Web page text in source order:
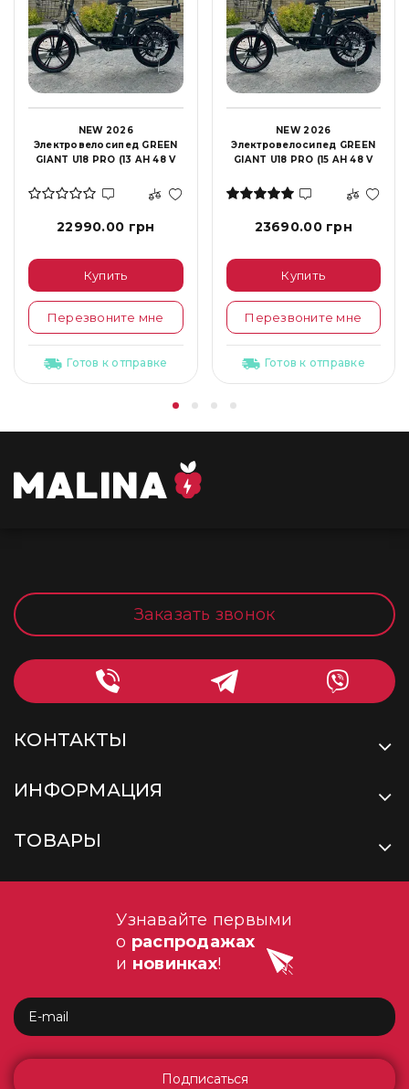
NEW 2026
Электровелосипед GREEN
GIANT U18 PRO (13 AH 48 V
22990.00 грн
Купить
Перезвоните мне
Готов к отправке
NEW 2026
Электровелосипед GREEN
GIANT U18 PRO (15 AH 48 V
23690.00 грн
Купить
Перезвоните мне
Готов к отправке
Заказать звонок
КОНТАКТЫ
ИНФОРМАЦИЯ
ТОВАРЫ
Узнавайте первыми
о распродажах
и новинках!
Подписаться